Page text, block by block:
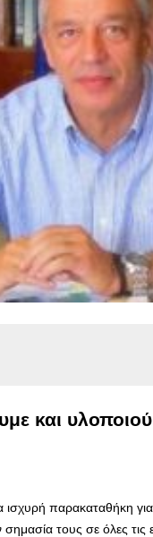
και
παρακαταθήκη
τους σε όλες τις